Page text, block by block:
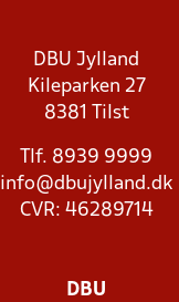
DBU Jylland
Kileparken 27
8381 Tilst
Tlf. 8939 9999
info@dbujylland.dk
CVR: 46289714
DBU